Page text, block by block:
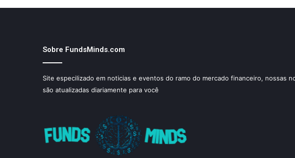
Sobre FundsMinds.com
Site especilizado em noticias e eventos do ramo do mercado financeiro, nossas
são atualizadas diariamente para você